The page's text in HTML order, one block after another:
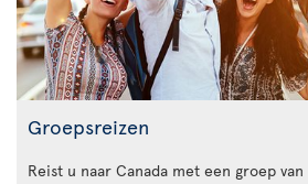
Groepsreizen
Reist u naar Canada met een groep van